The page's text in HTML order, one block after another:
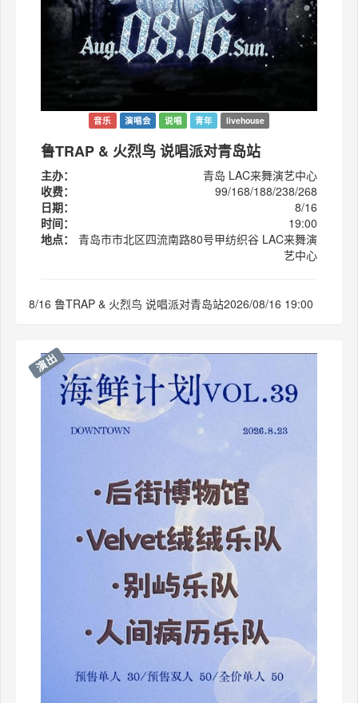
音乐 演唱会 说唱 青年 livehouse
鲁TRAP & 火烈鸟 说唱派对青岛站
主办：
青岛 LAC来舞演艺中心
收费：
99/168/188/238/268
日期：
8/16
时间：
19:00
地点：
青岛市市北区四流南路80号甲纺织谷 LAC来舞演
艺中心
8/16 鲁TRAP & 火烈鸟 说唱派对青岛站2026/08/16 19:00
演出